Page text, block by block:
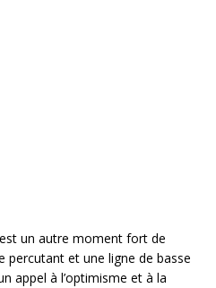
un autre moment fort de
percutant et une ligne de basse
appel à l’optimisme et à la